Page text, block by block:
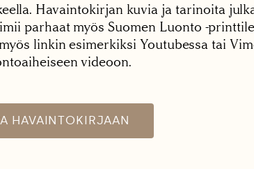
Havaintokirjan kuvia ja tarinoita
parhaat myös Suomen Luonto -
linkin esimerkiksi Youtubessa tai
videoon.
HAVAINTOKIRJAAN